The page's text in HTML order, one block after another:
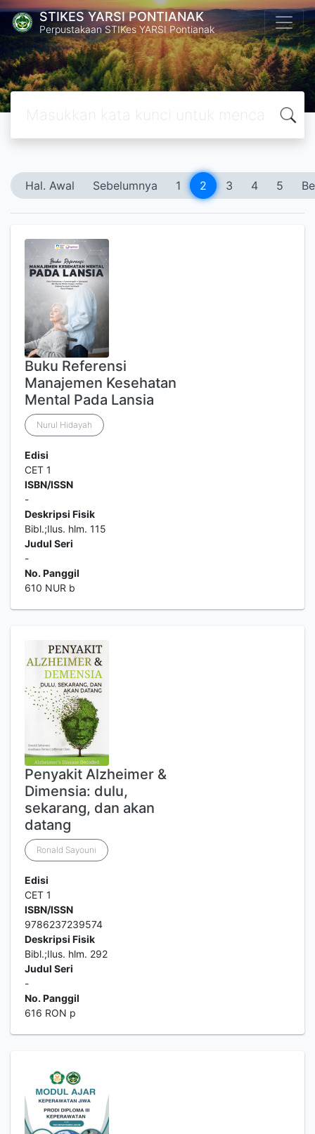
STIKES YARSI PONTIANAK
Perpustakaan STIKes YARSI Pontianak
Hal. Awal Sebelumnya 1 2 3 4 5
Buku Referensi
Manajemen Kesehatan
Mental Pada Lansia
Nurul Hidayah
Edisi
CET 1
ISBN/ISSN
-
Deskripsi Fisik
Bibl.;Ilus. hlm. 115
Judul Seri
-
No. Panggil
610 NUR b
Penyakit Alzheimer &
Dimensia: dulu,
sekarang, dan akan
datang
Ronald Sayouni
Edisi
CET 1
ISBN/ISSN
9786237239574
Deskripsi Fisik
Bibl.;Ilus. hlm. 292
Judul Seri
-
No. Panggil
616 RON p